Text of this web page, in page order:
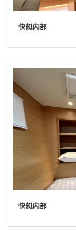
快艇内部
快艇内部